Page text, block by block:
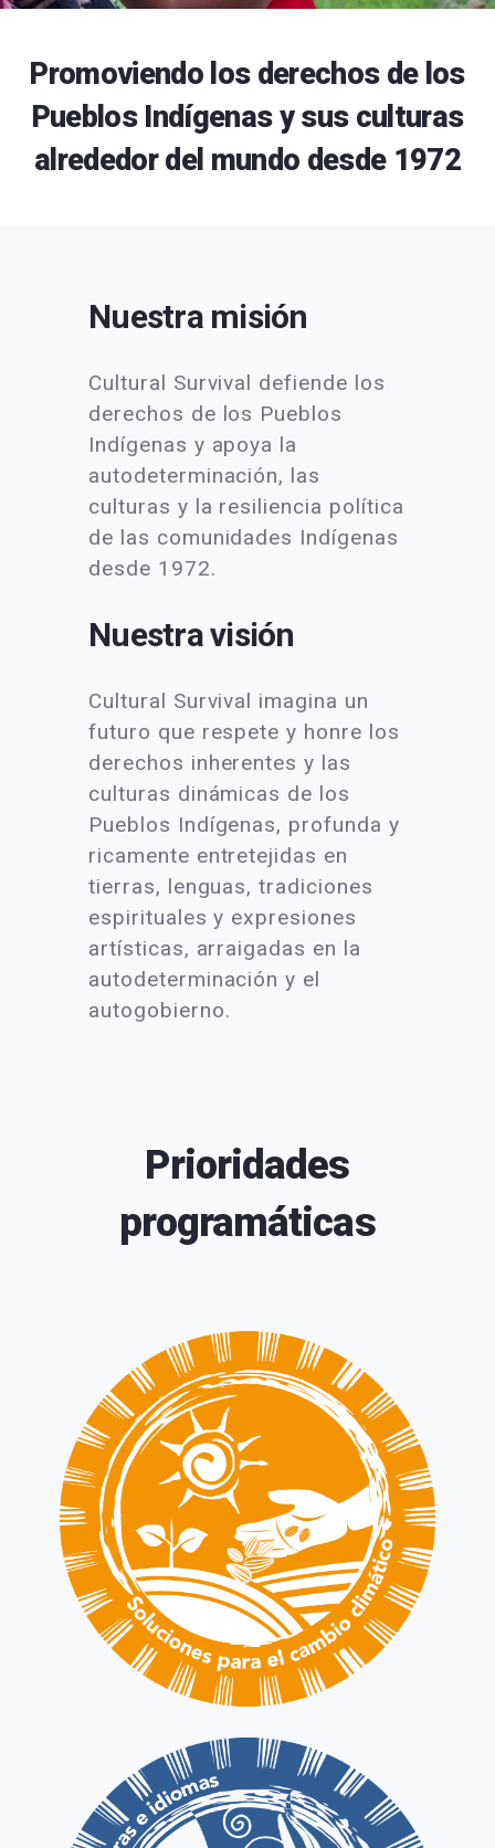
Promoviendo los derechos de los
Pueblos Indígenas y sus culturas
alrededor del mundo desde 1972
Nuestra misión
Cultural Survival defiende los
derechos de los Pueblos
Indígenas y apoya la
autodeterminación, las
culturas y la resiliencia política
de las comunidades Indígenas
desde 1972.
Nuestra visión
Cultural Survival imagina un
futuro que respete y honre los
derechos inherentes y las
culturas dinámicas de los
Pueblos Indígenas, profunda y
ricamente entretejidas en
tierras, lenguas, tradiciones
espirituales y expresiones
artísticas, arraigadas en la
autodeterminación y el
autogobierno.
Prioridades
programáticas